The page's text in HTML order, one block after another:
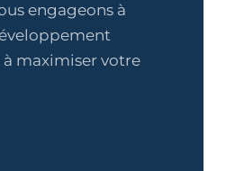
engageons à
maximiser votre